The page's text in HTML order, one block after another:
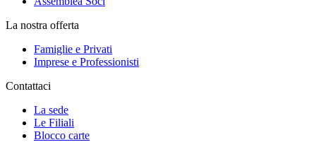
La nostra offerta
Famiglie e Privati
Imprese e Professionisti
Contattaci
La sede
Le Filiali
Blocco carte